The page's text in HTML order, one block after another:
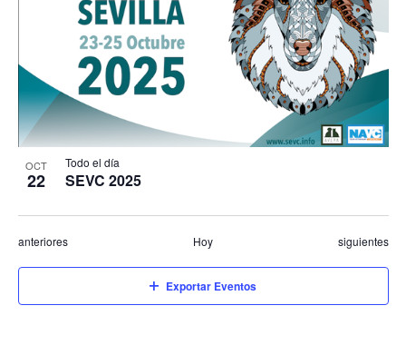
OCT
22
Todo el día
SEVC 2025
Eventos
anteriores Hoy Eventos
siguientes
Exportar Eventos